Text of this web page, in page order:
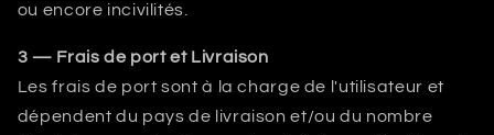
ou encore incivilités.
3 — Frais de port et Livraison
Les frais de port sont à la charge de l'utilisateur et
dépendent du pays de livraison et/ou du nombre